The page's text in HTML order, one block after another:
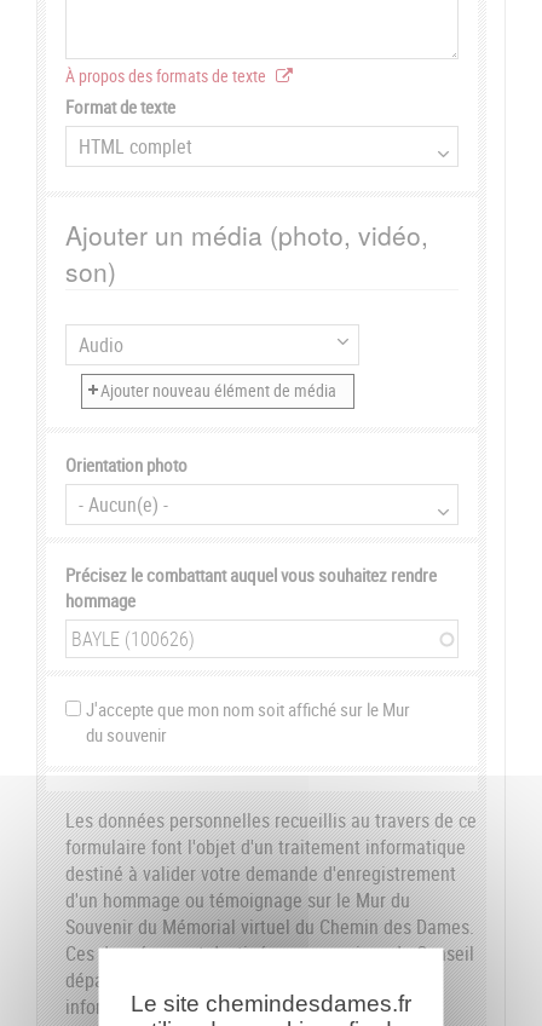
À propos des formats de texte
Format de texte
Ajouter un média (photo, vidéo,
son)
Orientation photo
Précisez le combattant auquel vous souhaitez rendre
hommage
J'accepte que mon nom soit affiché sur le Mur
du souvenir
Les données personnelles recueillis au travers de ce
formulaire font l'objet d'un traitement informatique
destiné à valider votre demande d'enregistrement
d'un hommage ou témoignage sur le Mur du
Souvenir du Mémorial virtuel du Chemin des Dames.
Ces données sont destinées aux services du Conseil
départemental de l'Aisne. Conformément à la loi
informatique et libertés du 6 janvier 1978, nous
Le site chemindesdames.fr